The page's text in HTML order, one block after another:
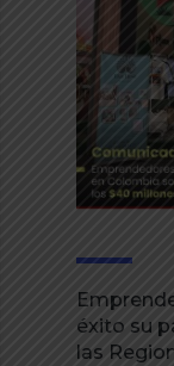
éxito su
las